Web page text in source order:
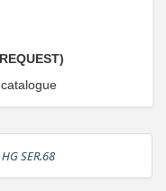
SER.68